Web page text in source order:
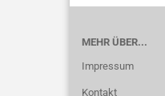
MEHR ÜBER...
Impressum
Kontakt